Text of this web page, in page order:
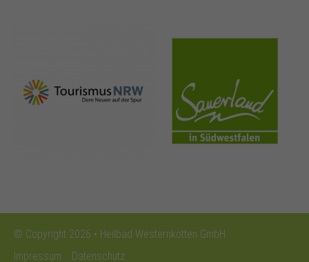
nrw-
tourismus.de
sauerland.co
m
© Copyright 2026 • Heilbad Westernkotten GmbH
Impressum
Datenschutz